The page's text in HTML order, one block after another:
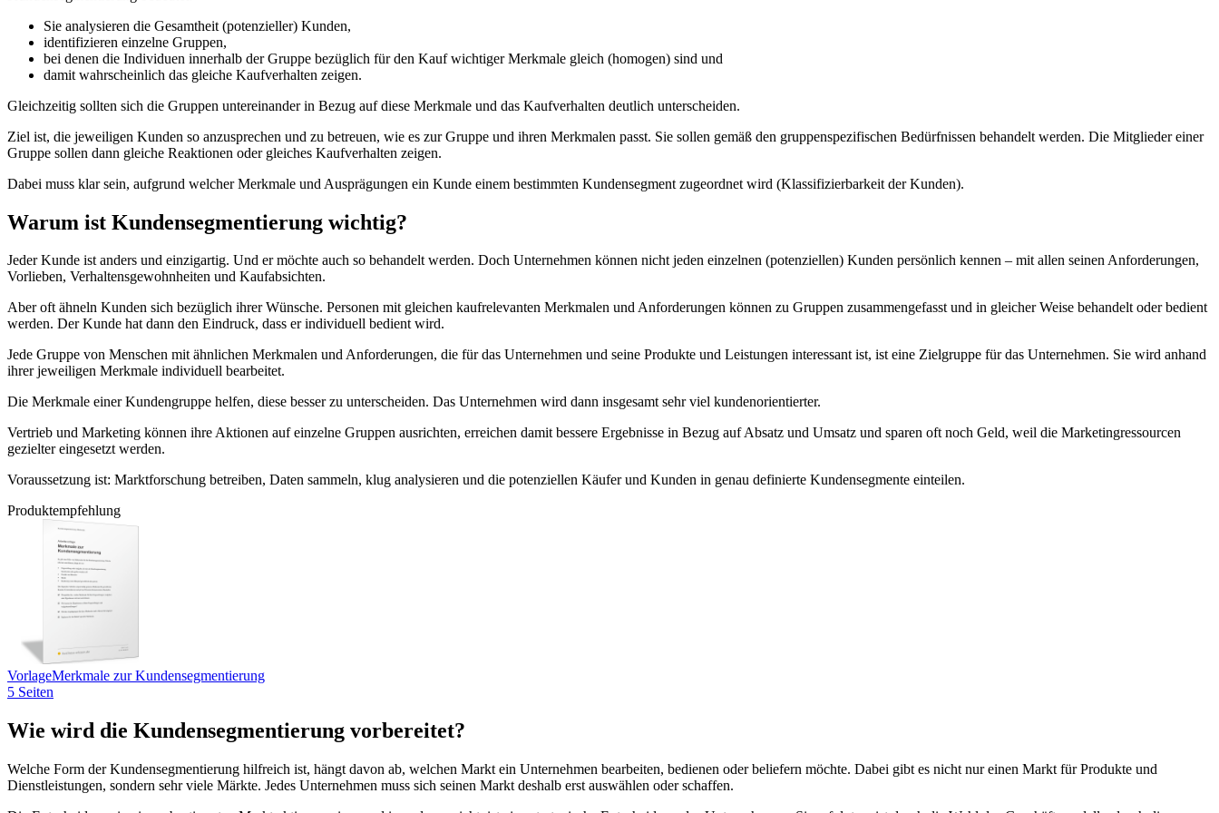
Sie analysieren die Gesamtheit (potenzieller) Kunden,
identifizieren einzelne Gruppen,
bei denen die Individuen innerhalb der Gruppe bezüglich für den Kauf wichtiger Merkmale gleich (homogen) sind und
damit wahrscheinlich das gleiche Kaufverhalten zeigen.
Gleichzeitig sollten sich die Gruppen untereinander in Bezug auf diese Merkmale und das Kaufverhalten deutlich unterscheiden.
Ziel ist, die jeweiligen Kunden so anzusprechen und zu betreuen, wie es zur Gruppe und ihren Merkmalen passt. Sie sollen gemäß den gruppenspezifischen Bedürfnissen behandelt werden. Die Mitglieder einer
Gruppe sollen dann gleiche Reaktionen oder gleiches Kaufverhalten zeigen.
Dabei muss klar sein, aufgrund welcher Merkmale und Ausprägungen ein Kunde einem bestimmten Kundensegment zugeordnet wird (Klassifizierbarkeit der Kunden).
Warum ist Kundensegmentierung wichtig?
Jeder Kunde ist anders und einzigartig. Und er möchte auch so behandelt werden. Doch Unternehmen können nicht jeden einzelnen (potenziellen) Kunden persönlich kennen – mit allen seinen Anforderungen,
Vorlieben, Verhaltensgewohnheiten und Kaufabsichten.
Aber oft ähneln Kunden sich bezüglich ihrer Wünsche. Personen mit gleichen kaufrelevanten Merkmalen und Anforderungen können zu Gruppen zusammengefasst und in gleicher Weise behandelt oder bedient
werden. Der Kunde hat dann den Eindruck, dass er individuell bedient wird.
Jede Gruppe von Menschen mit ähnlichen Merkmalen und Anforderungen, die für das Unternehmen und seine Produkte und Leistungen interessant ist, ist eine Zielgruppe für das Unternehmen. Sie wird anhand
ihrer jeweiligen Merkmale individuell bearbeitet.
Die Merkmale einer Kundengruppe helfen, diese besser zu unterscheiden. Das Unternehmen wird dann insgesamt sehr viel kundenorientierter.
Vertrieb und Marketing können ihre Aktionen auf einzelne Gruppen ausrichten, erreichen damit bessere Ergebnisse in Bezug auf Absatz und Umsatz und sparen oft noch Geld, weil die Marketingressourcen
gezielter eingesetzt werden.
Voraussetzung ist: Marktforschung betreiben, Daten sammeln, klug analysieren und die potenziellen Käufer und Kunden in genau definierte Kundensegmente einteilen.
Produktempfehlung
VorlageMerkmale zur Kundensegmentierung
5 Seiten
Wie wird die Kundensegmentierung vorbereitet?
Welche Form der Kundensegmentierung hilfreich ist, hängt davon ab, welchen Markt ein Unternehmen bearbeiten, bedienen oder beliefern möchte. Dabei gibt es nicht nur einen Markt für Produkte und
Dienstleistungen, sondern sehr viele Märkte. Jedes Unternehmen muss sich seinen Markt deshalb erst auswählen oder schaffen.